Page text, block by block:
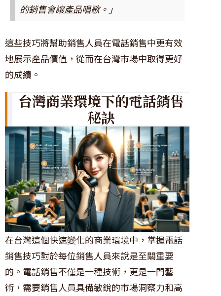
的銷售會讓產品唱歌。」
這些技巧將幫助銷售人員在電話銷售中更有效
地展示產品價值，從而在台灣市場中取得更好
的成績。
台灣商業環境下的電話銷售
秘訣
在台灣這個快速變化的商業環境中，掌握電話
銷售技巧對於每位銷售人員來說是至關重要
的。電話銷售不僅是一種技術，更是一門藝
術，需要銷售人員具備敏銳的市場洞察力和高